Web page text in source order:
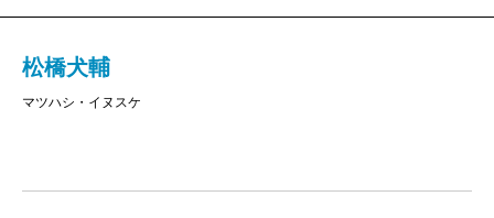
松橋犬輔
マツハシ・イヌスケ